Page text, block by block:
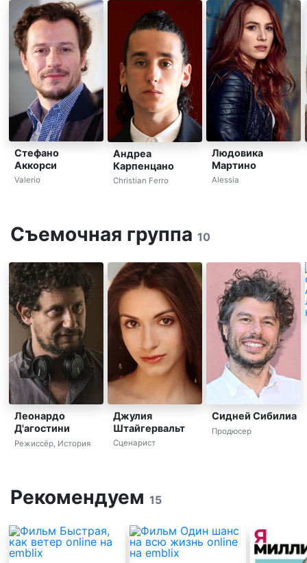
Стефано
Аккорси
Valerio
Андреа
Карпенцано
Christian Ferro
Людовика
Мартино
Alessia
Съемочная группа 10
Леонардо
Д'агостини
Режиссёр, История
Джулия
Штайгервальт
Сценарист
Сидней Сибилиа
Продюсер
Рекомендуем 15